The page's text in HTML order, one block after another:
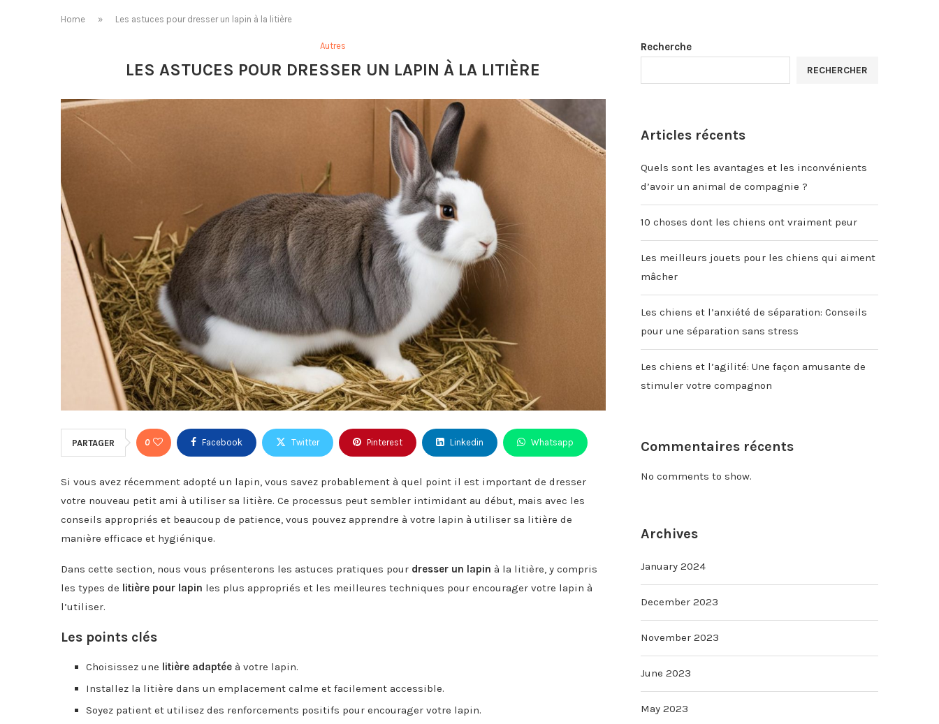
Home » Les astuces pour dresser un lapin à la litière
Autres
LES ASTUCES POUR DRESSER UN LAPIN À LA LITIÈRE
PARTAGER 0 Facebook Twitter Pinterest Linkedin Whatsapp
Si vous avez récemment adopté un lapin, vous savez probablement à quel point il est important de dresser
votre nouveau petit ami à utiliser sa litière. Ce processus peut sembler intimidant au début, mais avec les
conseils appropriés et beaucoup de patience, vous pouvez apprendre à votre lapin à utiliser sa litière de
manière efficace et hygiénique.
Dans cette section, nous vous présenterons les astuces pratiques pour dresser un lapin à la litière, y compris
les types de litière pour lapin les plus appropriés et les meilleures techniques pour encourager votre lapin à
l’utiliser.
Les points clés
Choisissez une litière adaptée à votre lapin.
Installez la litière dans un emplacement calme et facilement accessible.
Soyez patient et utilisez des renforcements positifs pour encourager votre lapin.
Recherche
RECHERCHER
Articles récents
Quels sont les avantages et les inconvénients
d’avoir un animal de compagnie ?
10 choses dont les chiens ont vraiment peur
Les meilleurs jouets pour les chiens qui aiment
mâcher
Les chiens et l’anxiété de séparation: Conseils
pour une séparation sans stress
Les chiens et l’agilité: Une façon amusante de
stimuler votre compagnon
Commentaires récents
No comments to show.
Archives
January 2024
December 2023
November 2023
June 2023
May 2023